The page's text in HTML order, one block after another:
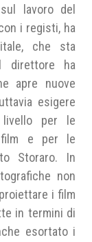
lavoro del
i registi, ha
che sta
direttore ha
apre nuove
esigere
per le
film e per le
Storaro. In
non
i film
in termini di
esortato i